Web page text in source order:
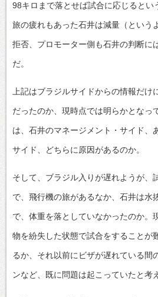
98キロまで落とせば試合に応じるとい
旅の疲れもあった石井は減量（という
拒否、プロモーター側も石井の判断に
だ。
上記はブラジルサイドからの情報だけ
だったのか、現時点では明らかとなっ
は、石井のマネージメント・サイド、
サイド、どちらに原因があるのか。
そして、ブラジル入りが遅れようが、
で、飛行機の旅があるなか、石井は水
で、体重を落としていなかったのか。
物を紛失した状態で試合をすることが
るか、それ以前にビザが遅れている間
ンなど、既に問題は起こっていたと考